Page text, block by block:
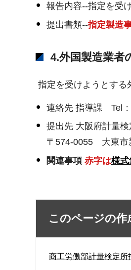
報告内容--指定を受
提出書類--指定製造
4.外国製造業者
指定を受けようとする
連絡先 指導課 Tel
提出先 大阪府計量
〒574-0055 大東市
関連事項 赤字は様式
このページの作
商工労働部計量検定所